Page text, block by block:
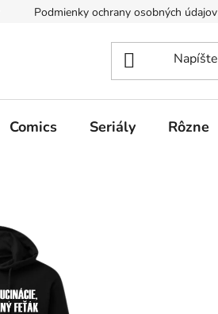
Podmienky ochrany osobných údajov
Comics Seriály Rôzne